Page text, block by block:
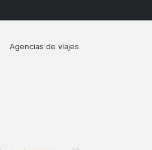
Agencias de viajes